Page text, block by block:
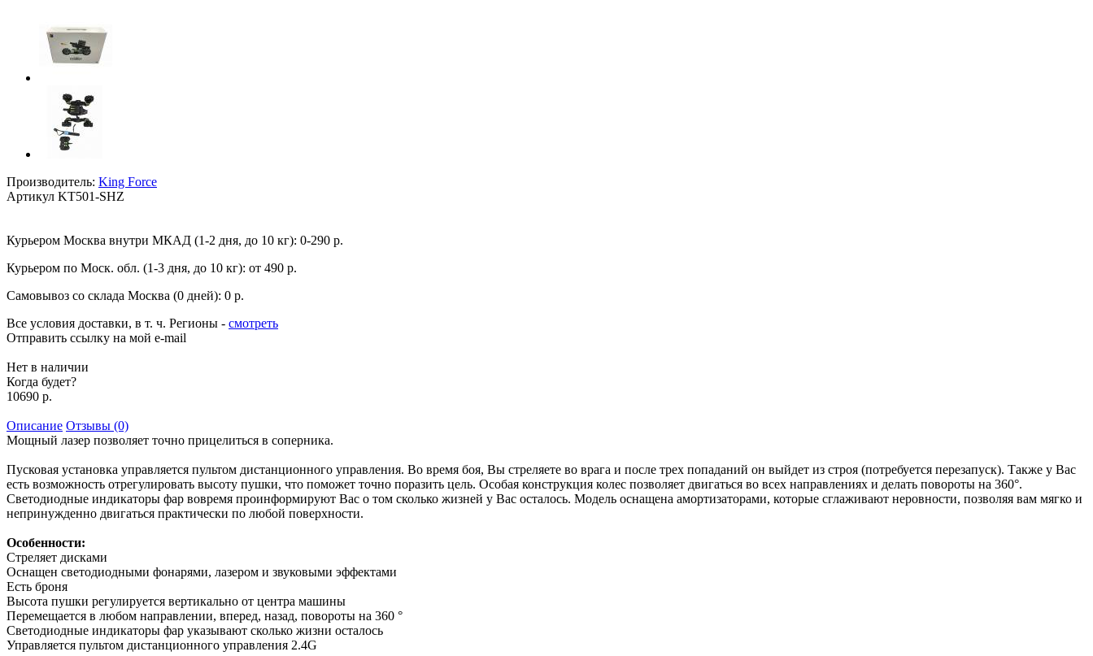
Производитель: King Force
Артикул KT501-SHZ
Курьером Москва внутри МКАД (1-2 дня, до 10 кг): 0-290 р.
Курьером по Моск. обл. (1-3 дня, до 10 кг): от 490 р.
Самовывоз со склада Москва (0 дней): 0 р.
Все условия доставки, в т. ч. Регионы - смотреть
Отправить ссылку на мой e-mail
Нет в наличии
Когда будет?
10690 р.
Описание Отзывы (0)
Мощный лазер позволяет точно прицелиться в соперника.
Пусковая установка управляется пультом дистанционного управления. Во время боя, Вы стреляете во врага и после трех попаданий он выйдет из строя (потребуется перезапуск). Также у Вас
есть возможность отрегулировать высоту пушки, что поможет точно поразить цель. Особая конструкция колес позволяет двигаться во всех направлениях и делать повороты на 360°.
Светодиодные индикаторы фар вовремя проинформируют Вас о том сколько жизней у Вас осталось. Модель оснащена амортизаторами, которые сглаживают неровности, позволяя вам мягко и
непринужденно двигаться практически по любой поверхности.
Особенности:
Стреляет дисками
Оснащен светодиодными фонарями, лазером и звуковыми эффектами
Есть броня
Высота пушки регулируется вертикально от центра машины
Перемещается в любом направлении, вперед, назад, повороты на 360 °
Светодиодные индикаторы фар указывают сколько жизни осталось
Управляется пультом дистанционного управления 2.4G